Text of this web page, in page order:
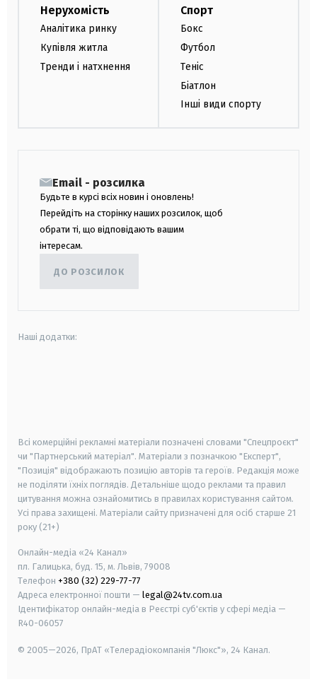
Нерухомість
Аналітика ринку
Купівля житла
Тренди і натхнення
Спорт
Бокс
Футбол
Теніс
Біатлон
Інші види спорту
Email - розсилка
Будьте в курсі всіх новин і оновлень!
Перейдіть на сторінку наших розсилок, щоб
обрати ті, що відповідають вашим
інтересам.
ДО РОЗСИЛОК
Наші додатки:
Всі комерційні рекламні матеріали позначені словами "Спецпроєкт"
чи "Партнерський матеріал". Матеріали з позначкою "Експерт",
"Позиція" відображають позицію авторів та героїв. Редакція може
не поділяти їхніх поглядів. Детальніше щодо реклами та правил
цитування можна ознайомитись в правилах користування сайтом.
Усі права захищені. Матеріали сайту призначені для осіб старше 21
року (21+)
Онлайн-медіа «24 Канал»
пл. Галицька, буд. 15, м. Львів, 79008
Телефон +380 (32) 229-77-77
Адреса електронної пошти — legal@24tv.com.ua
Ідентифікатор онлайн-медіа в Реєстрі суб'єктів у сфері медіа —
R40-06057
© 2005—2026, ПрАТ «Телерадіокомпанія "Люкс"», 24 Канал.